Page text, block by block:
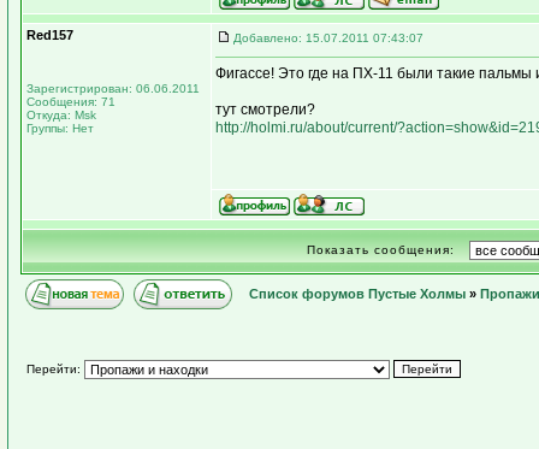
Red157
Зарегистрирован: 06.06.2011
Сообщения: 71
Откуда: Msk
Группы: Нет
Добавлено: 15.07.2011 07:43:07
Фигассе! Это где на ПХ-11 были такие пальмы
тут смотрели?
http://holmi.ru/about/current/
Показать сообщения:
Список форумов Пустые Холмы »
Перейти: